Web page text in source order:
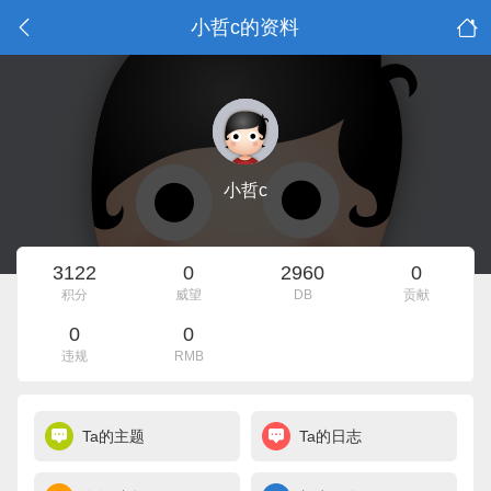
小哲c的资料
小哲c
3122
积分
0
威望
2960
DB
0
贡献
0
违规
0
RMB
Ta的主题 Ta的日志